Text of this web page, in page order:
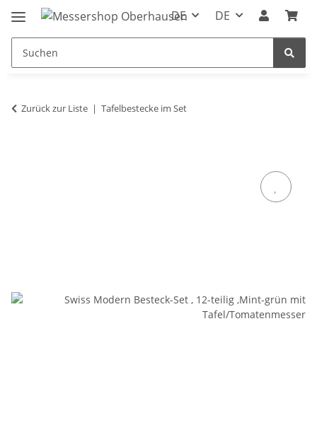
DE DE
Zurück zur Liste Tafelbestecke im Set